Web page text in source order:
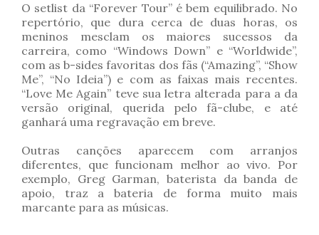
O setlist da “Forever Tour” é bem equilibrado. No
repertório, que dura cerca de duas horas, os
meninos mesclam os maiores sucessos da
carreira, como “Windows Down” e “Worldwide”,
com as b-sides favoritas dos fãs (“Amazing”, “Show
Me”, “No Ideia”) e com as faixas mais recentes.
“Love Me Again” teve sua letra alterada para a da
versão original, querida pelo fã-clube, e até
ganhará uma regravação em breve.
Outras canções aparecem com arranjos
diferentes, que funcionam melhor ao vivo. Por
exemplo, Greg Garman, baterista da banda de
apoio, traz a bateria de forma muito mais
marcante para as músicas.